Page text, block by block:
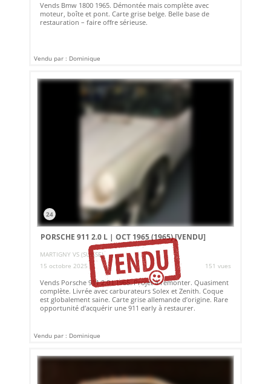
Vends Bmw 1800 1965. Démontée mais complète avec
moteur, boîte et pont. Carte grise belge. Belle base de
restauration – faire offre sérieuse.
Vendu par : Dominique
24
PORSCHE 911 2.0 L | OCT 1965 (1965)[VENDU]
MARTIGNY VS (SUISSE)
15 octobre 2025
151 vues
Vends Porsche 911 2.0 l 1965. Projet à remonter. Quasiment
complète. Livrée avec carburateurs Solex et Zenith. Coque
est globalement saine. Carte grise allemande d’origine. Rare
opportunité d’acquérir une 911 early à restaurer.
Vendu par : Dominique